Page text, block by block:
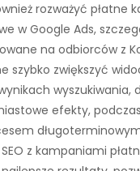
rozważyć płatne
w Google Ads,
na odbiorców z
szybko zwiększyć
wyszukiwania,
efekty, podczas
z kampaniami